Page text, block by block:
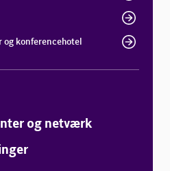
og konferencehotel
og netværk